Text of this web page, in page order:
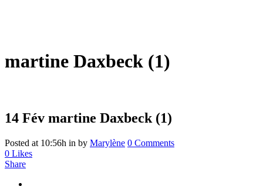
martine Daxbeck (1)
14 Fév martine Daxbeck (1)
Posted at 10:56h in by Marylène 0 Comments
0 Likes
Share